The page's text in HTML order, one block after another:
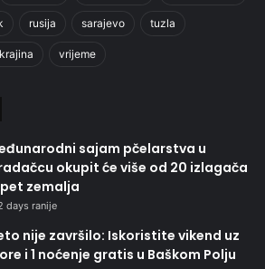
rusija sarajevo tuzla
vrijeme
sajam pčelarstva u
okupit će više od 20 izlagača
zemalja
days ranije
nije završilo: Iskoristite vikend uz
i 1 noćenje gratis u Baškom Polju